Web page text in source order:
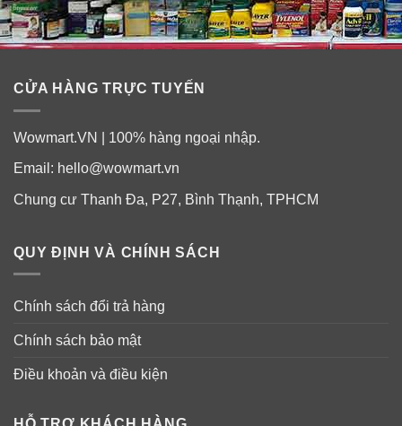
CỬA HÀNG TRỰC TUYẾN
Wowmart.VN | 100% hàng ngoại nhập.
Email: hello@wowmart.vn
Chung cư Thanh Đa, P27, Bình Thạnh, TPHCM
QUY ĐỊNH VÀ CHÍNH SÁCH
Chính sách đổi trả hàng
Chính sách bảo mật
Điều khoản và điều kiện